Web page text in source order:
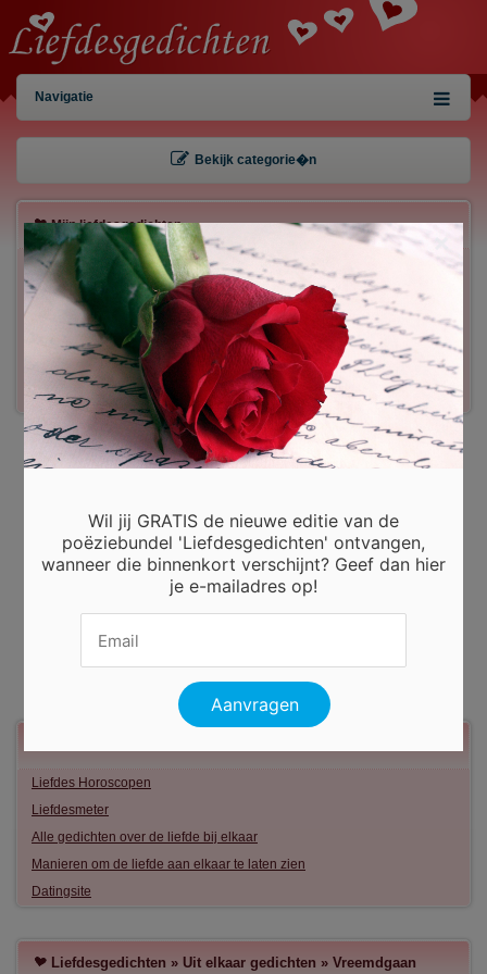
Navigatie
Bekijk categorie�n
Mijn liefdesgedichten
Gebruiker:
Wachtwoord:
Inloggen!
Registreren Gegevens kwijt?
Liefdes Horoscopen
Liefdesmeter
Alle gedichten over de liefde bij elkaar
Manieren om de liefde aan elkaar te laten zien
Datingsite
Liefdesgedichten » Uit elkaar gedichten » Vreemdgaan
Wil jij GRATIS de nieuwe editie van de
poëziebundel 'Liefdesgedichten' ontvangen,
wanneer die binnenkort verschijnt? Geef dan hier
je e-mailadres op!